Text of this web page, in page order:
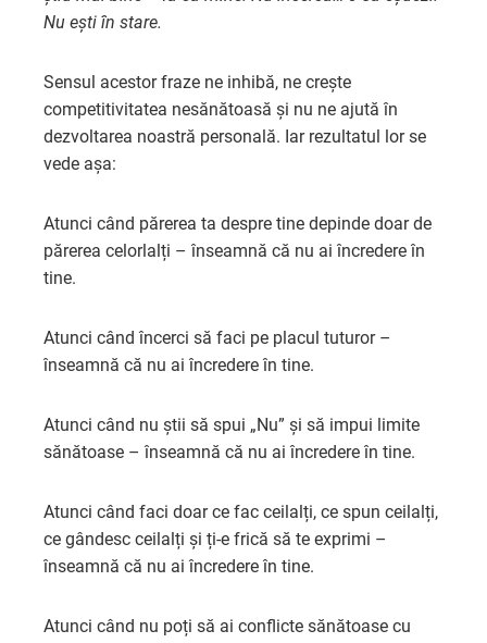
Nu ești în stare.
Sensul acestor fraze ne inhibă, ne crește
competitivitatea nesănătoasă și nu ne ajută în
dezvoltarea noastră personală. Iar rezultatul lor se
vede așa:
Atunci când părerea ta despre tine depinde doar de
părerea celorlalți – înseamnă că nu ai încredere în
tine.
Atunci când încerci să faci pe placul tuturor –
înseamnă că nu ai încredere în tine.
Atunci când nu știi să spui „Nu” și să impui limite
sănătoase – înseamnă că nu ai încredere în tine.
Atunci când faci doar ce fac ceilalți, ce spun ceilalți,
ce gândesc ceilalți și ți-e frică să te exprimi –
înseamnă că nu ai încredere în tine.
Atunci când nu poți să ai conflicte sănătoase cu